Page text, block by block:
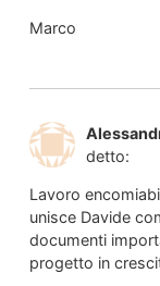
Marco
detto:
Lavoro
unisce Davide
documenti
progetto in